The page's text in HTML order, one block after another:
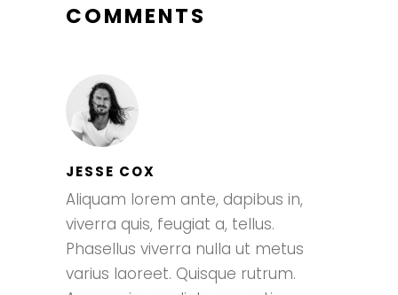
COMMENTS
JESSE COX
Aliquam lorem ante, dapibus in,
viverra quis, feugiat a, tellus.
Phasellus viverra nulla ut metus
varius laoreet. Quisque rutrum.